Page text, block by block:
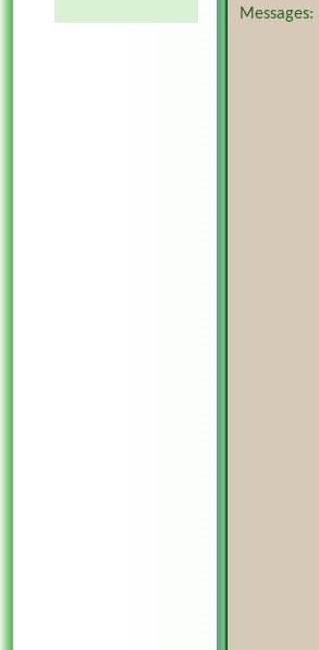
Messages